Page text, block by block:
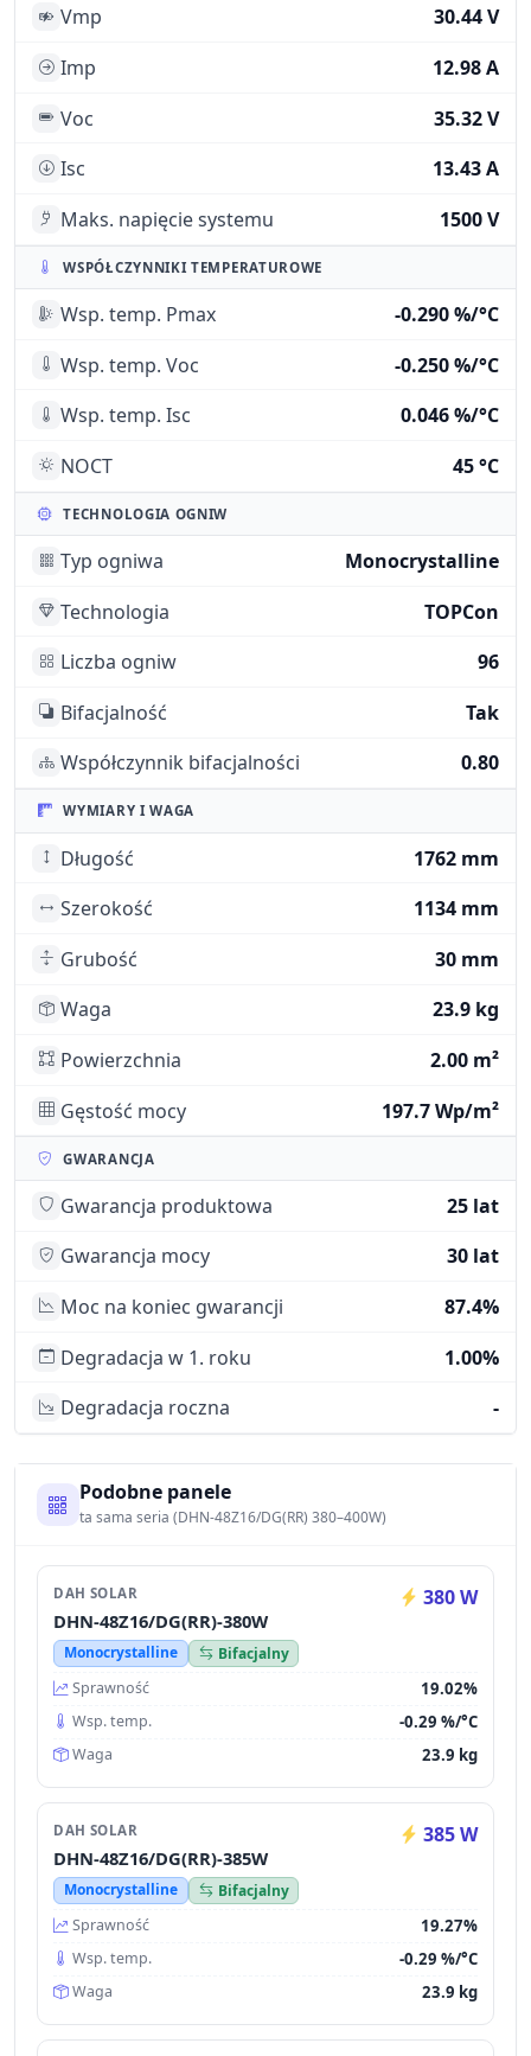
Vmp
30.44 V
Imp
12.98 A
Voc
35.32 V
Isc
13.43 A
Maks. napięcie systemu
1500 V
WSPÓŁCZYNNIKI TEMPERATUROWE
Wsp. temp. Pmax
-0.290 %/°C
Wsp. temp. Voc
-0.250 %/°C
Wsp. temp. Isc
0.046 %/°C
NOCT
45 °C
TECHNOLOGIA OGNIW
Typ ogniwa
Monocrystalline
Technologia
TOPCon
Liczba ogniw
96
Bifacjalność
Tak
Współczynnik bifacjalności
0.80
WYMIARY I WAGA
Długość
1762 mm
Szerokość
1134 mm
Grubość
30 mm
Waga
23.9 kg
Powierzchnia
2.00 m²
Gęstość mocy
197.7 Wp/m²
GWARANCJA
Gwarancja produktowa
25 lat
Gwarancja mocy
30 lat
Moc na koniec gwarancji
87.4%
Degradacja w 1. roku
1.00%
Degradacja roczna
-
Podobne panele
ta sama seria (DHN-48Z16/DG(RR) 380–400W)
DAH SOLAR 380 W
DHN-48Z16/DG(RR)-380W
Monocrystalline
Bifacjalny
Sprawność
19.02%
Wsp. temp. -0.29 %/°C
Waga 23.9 kg
DAH SOLAR 385 W
DHN-48Z16/DG(RR)-385W
Monocrystalline
Bifacjalny
Sprawność
19.27%
Wsp. temp. -0.29 %/°C
Waga 23.9 kg